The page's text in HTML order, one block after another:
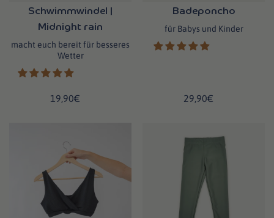
Schwimmwindel |
Midnight rain
macht euch bereit für besseres
Wetter
19,90€
Badeponcho
für Babys und Kinder
29,90€